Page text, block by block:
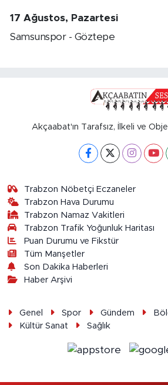
17 Ağustos, Pazartesi
Samsunspor - Göztepe
Akçaabat'ın Tarafsız, İlkeli ve
Trabzon Nöbetçi Eczaneler
Trabzon Hava Durumu
Trabzon Namaz Vakitleri
Trabzon Trafik Yoğunluk Haritası
Puan Durumu ve Fikstür
Tüm Manşetler
Son Dakika Haberleri
Haber Arşivi
Genel Spor Gündem
Kültür Sanat
Sağlık